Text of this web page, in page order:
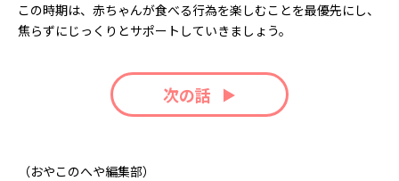
この時期は、赤ちゃんが食べる行為を楽しむことを最優先にし、
焦らずにじっくりとサポートしていきましょう。
次の話
（おやこのへや編集部）